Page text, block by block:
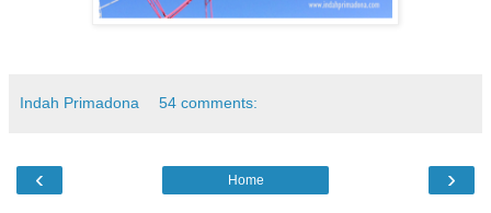
Indah Primadona 54 comments:
‹ ›
Home